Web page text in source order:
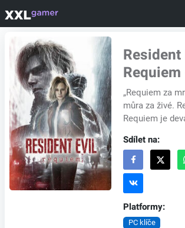
Resident
„Requiem za
můra za živé.
Requiem je
Připravte se na
které vám zry...
Sdílet na:
Platformy:
PC klíče